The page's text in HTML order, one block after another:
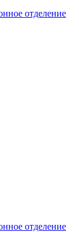
отделение
отделение